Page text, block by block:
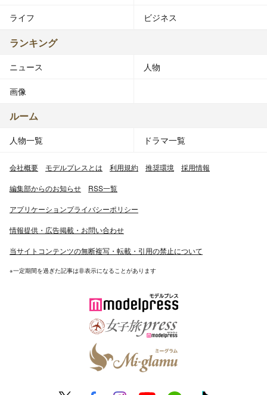
ライフ ビジネス
ランキング
ニュース 人物
画像
ルーム
人物一覧 ドラマ一覧
会社概要 モデルプレスとは 利用規約 推奨環境 採用情報
編集部からのお知らせ RSS一覧
アプリケーションプライバシーポリシー
情報提供・広告掲載・お問い合わせ
当サイトコンテンツの無断複写・転載・引用の禁止について
※一定期間を過ぎた記事は非表示になることがあります